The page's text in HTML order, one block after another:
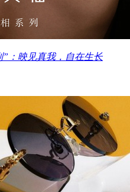
：映见真我，自在生长